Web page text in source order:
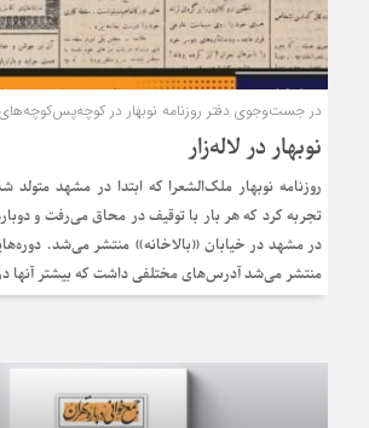
در جست‌وجوی دفتر روزنامه نوبهار در کوچه‌پس‌کوچه‌های
نوبهار در لاله‌زار
روزنامه نوبهار ملک‌الشعرا که ابتدا در مشهد متولد
تجربه کرد که هر بار با توقیف در محاق می‌رفت و
در مشهد در خیابان «بالاخانه» منتشر می‌شد.
منتشر می‌شد آدرس‌های مختلفی داشت که بیشتر آنها در